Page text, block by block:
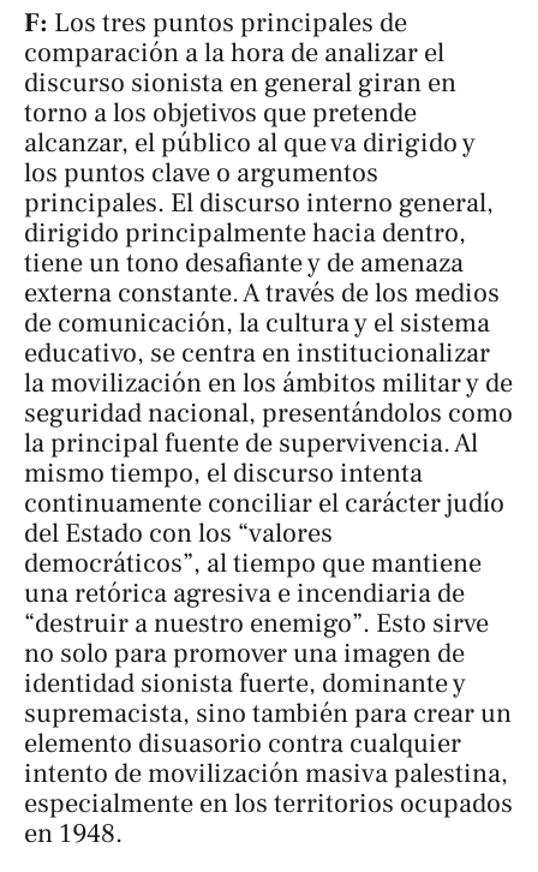
F: Los tres puntos principales de
comparación a la hora de analizar el
discurso sionista en general giran en
torno a los objetivos que pretende
alcanzar, el público al que va dirigido y
los puntos clave o argumentos
principales. El discurso interno general,
dirigido principalmente hacia dentro,
tiene un tono desafiante y de amenaza
externa constante. A través de los medios
de comunicación, la cultura y el sistema
educativo, se centra en institucionalizar
la movilización en los ámbitos militar y de
seguridad nacional, presentándolos como
la principal fuente de supervivencia. Al
mismo tiempo, el discurso intenta
continuamente conciliar el carácter judío
del Estado con los “valores
democráticos”, al tiempo que mantiene
una retórica agresiva e incendiaria de
“destruir a nuestro enemigo”. Esto sirve
no solo para promover una imagen de
identidad sionista fuerte, dominante y
supremacista, sino también para crear un
elemento disuasorio contra cualquier
intento de movilización masiva palestina,
especialmente en los territorios ocupados
en 1948.